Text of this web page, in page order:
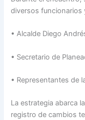
diversos funcionarios
• Alcalde Diego
• Secretario de
• Representantes de
La estrategia abarca
registro de cambios